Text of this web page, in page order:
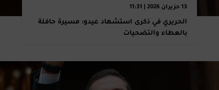
13 حزيران 2026 | 11:31
الحريري في ذكرى استشهاد عيدو: مسيرة حافلة
بالعطاء والتضحيات